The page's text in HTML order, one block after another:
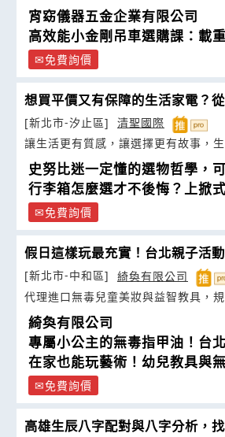
宵窈儀器五金企業有限公司
高效能小金剛吊車選購課：載
免費詢價
想買平價又有保障的生活家電？
[新北市-汐止區]
清聖國際
讓生活更有質感，讓選擇更有故事，
史努比迷一定懂的選物哲學，
行李箱怎麼選才不後悔？上掀
免費詢價
假日這樣玩最充實！台北親子活
[新北市-中和區]
綺奐有限公司
代理進口無毒兒童美妝與益智教具，
綺奐有限公司
專屬小公主的無毒指甲油！台
在家也能玩藝術！幼兒教具與
免費詢價
高雄生辰八字配對與八字分析，